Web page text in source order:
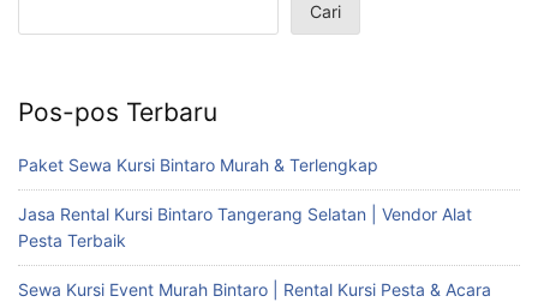
Cari
Pos-pos Terbaru
Paket Sewa Kursi Bintaro Murah & Terlengkap
Jasa Rental Kursi Bintaro Tangerang Selatan | Vendor Alat
Pesta Terbaik
Sewa Kursi Event Murah Bintaro | Rental Kursi Pesta & Acara